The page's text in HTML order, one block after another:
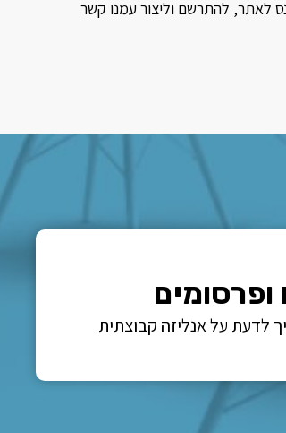
לאתר, להתרשם וליצור עמנו קשר
ופרסומים
לדעת על אנליזה קבוצתית